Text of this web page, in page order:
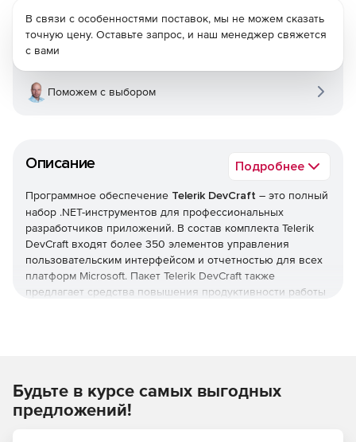
Описание Подробнее
Программное обеспечение Telerik DevCraft – это полный
набор .NET-инструментов для профессиональных
разработчиков приложений. В состав комплекта Telerik
DevCraft входят более 350 элементов управления
пользовательским интерфейсом и отчетностью для всех
платформ Microsoft. Пакет Telerik DevCraft также
предлагает средства повышения продуктивности работы
позволяет создавать настольные, мобильные и web-
приложения с насыщенным функционалом. Более 100
тысяч .NET-разработчиков по всему миру используют
В связи с особенностями поставок, мы не можем сказать
точную цену. Оставьте запрос, и наш менеджер свяжется
с вами
Поможем с выбором
Будьте в курсе самых выгодных
предложений!